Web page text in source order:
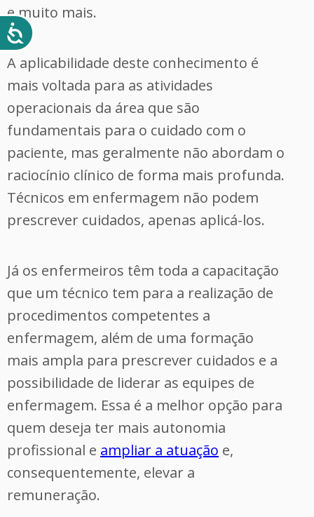
e muito mais.
A aplicabilidade deste conhecimento é
mais voltada para as atividades
operacionais da área que são
fundamentais para o cuidado com o
paciente, mas geralmente não abordam o
raciocínio clínico de forma mais profunda.
Técnicos em enfermagem não podem
prescrever cuidados, apenas aplicá-los.
Já os enfermeiros têm toda a capacitação
que um técnico tem para a realização de
procedimentos competentes a
enfermagem, além de uma formação
mais ampla para prescrever cuidados e a
possibilidade de liderar as equipes de
enfermagem. Essa é a melhor opção para
quem deseja ter mais autonomia
profissional e ampliar a atuação e,
consequentemente, elevar a
remuneração.